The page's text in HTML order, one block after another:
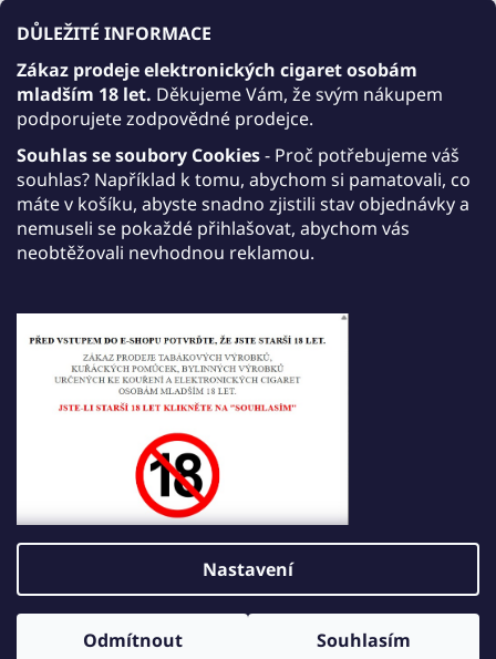
DŮLEŽITÉ INFORMACE
Zákaz prodeje elektronických cigaret osobám
mladším 18 let. Děkujeme Vám, že svým nákupem
podporujete zodpovědné prodejce.
Souhlas se soubory Cookies- Proč potřebujeme váš
souhlas? Například k tomu, abychom si pamatovali, co
máte v košíku, abyste snadno zjistili stav objednávky a
nemuseli se pokaždé přihlašovat, abychom vás
neobtěžovali nevhodnou reklamou.
Nastavení
Odmítnout Souhlasím
Akce 10+1 zdarma
AKCE 10+1: Kupte 10 libovolných jednorázových
e-cigaret JDI March v síle 15 mg/ml nebo 20
mg/ml. Varianty 15 mg/ml a 20 mg/ml můžete
libovolně kombinovat. Přidejte do košíku ještě
jednu jednorázovou e-cigaretu JDI March dle
vlastního výběru a získáte ji zdarma.
Akce platí do 30. září 2026.
Popis
Hodnocení
Vytvořil Shoptet
Copyright 2026JDI VAPE
. Všechna práva vyhrazena.